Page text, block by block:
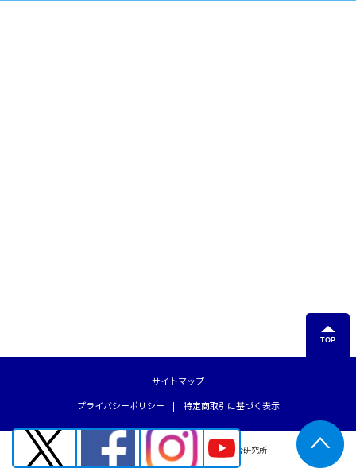
TOP
サイトマップ
プライバシーポリシー
特定商取引に基づく表示
© 2003-2026 有限会社ジーニアス教育総合研究所